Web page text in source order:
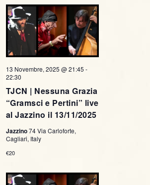
TJCN | Nessuna Grazia
“Gramsci e Pertini” live
al Jazzino il 13/11/2025
13 Novembre, 2025 @ 21:45 -
22:30
Jazzino74 Via Carloforte,
Cagliari, Italy
€20